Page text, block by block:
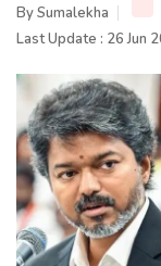
BySumalekha
Last Update : 26 Jun